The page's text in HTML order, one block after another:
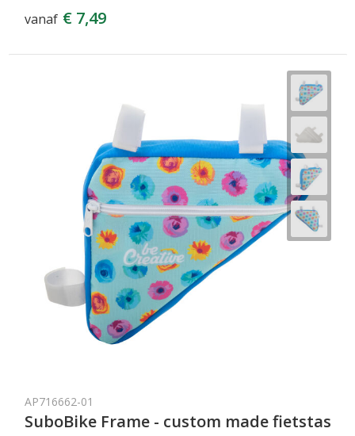
vanaf € 7,49
AP716662-01
SuboBike Frame - custom made fietstas